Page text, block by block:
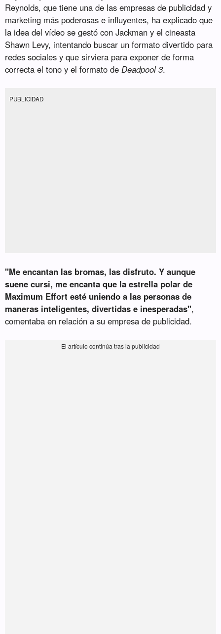
Reynolds, que tiene una de las empresas de publicidad y
marketing más poderosas e influyentes, ha explicado que
la idea del vídeo se gestó con Jackman y el cineasta
Shawn Levy, intentando buscar un formato divertido para
redes sociales y que sirviera para exponer de forma
correcta el tono y el formato deDeadpool 3.
PUBLICIDAD
"Me encantan las bromas, las disfruto. Y aunque
suene cursi, me encanta que la estrella polar de
Maximum Effort esté uniendo a las personas de
maneras inteligentes, divertidas e inesperadas",
comentaba en relación a su empresa de publicidad.